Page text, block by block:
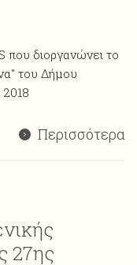
που διοργανώνει το
του Δήμου
Περισσότερα
27ης